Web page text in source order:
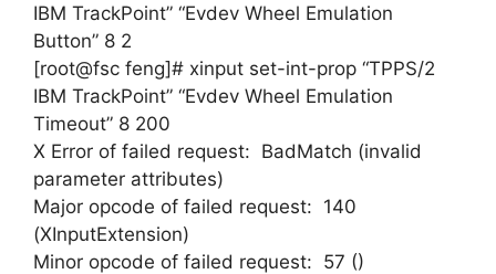
IBM TrackPoint” “Evdev Wheel Emulation
Button” 8 2
[root@fsc feng]# xinput set-int-prop “TPPS/2
IBM TrackPoint” “Evdev Wheel Emulation
Timeout” 8 200
X Error of failed request: BadMatch (invalid
parameter attributes)
Major opcode of failed request: 140
(XInputExtension)
Minor opcode of failed request: 57 ()